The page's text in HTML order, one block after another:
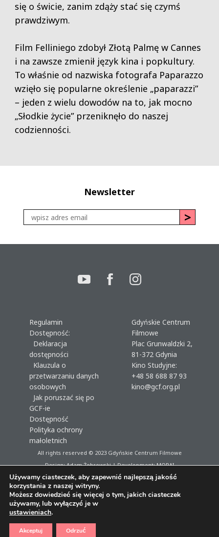
się o świcie, zanim zdąży stać się czymś
prawdziwym.
Film Felliniego zdobył Złotą Palmę w Cannes
i na zawsze zmienił język kina i popkultury.
To właśnie od nazwiska fotografa Paparazzo
wzięło się popularne określenie „paparazzi”
– jeden z wielu dowodów na to, jak mocno
„Słodkie życie” przeniknęło do naszej
codzienności.
Newsletter
Regulamin
Dostępność:
Deklaracja
dostępności
Klauzula o
przetwarzaniu danych
osobowych
Jak poruszać się po
GCF-ie
Dostępność
Polityka ochrony
małoletnich
Gdyńskie Centrum
Filmowe
Plac Grunwaldzki 2,
81-372 Gdynia
Kino Studyjne:
+48 58 688 87 93
kino@gcf.org.pl
All rights reserved © 2023Gdyńskie Centrum Filmowe
Design: Adam Żebrowski | Development:MORAI
Używamy ciasteczek, aby zapewnić najlepszą jakość
korzystania z naszej witryny.
Możesz dowiedzieć się więcej o tym, jakich ciasteczek
używamy, lub wyłączyć je w
ustawieniach.
Akceptuj Odrzuć